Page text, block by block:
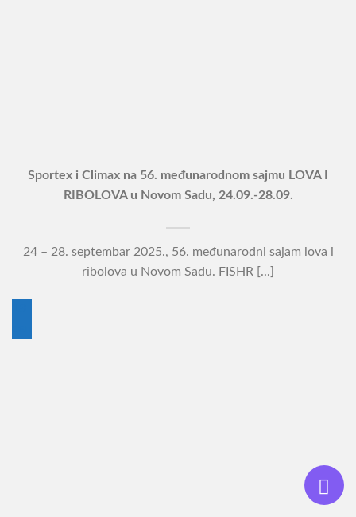
Sportex i Climax na 56. međunarodnom sajmu LOVA I
RIBOLOVA u Novom Sadu, 24.09.-28.09.
24 – 28. septembar 2025., 56. međunarodni sajam lova i
ribolova u Novom Sadu. FISHR [...]